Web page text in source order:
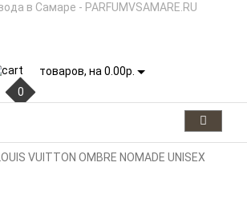
0
товаров, на 0.00р.
LOUIS VUITTON OMBRE NOMADE UNISEX